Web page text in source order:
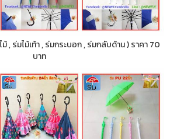
, ร่มไม้เท้า , ร่มกระบอก , ร่มกลับด้าน ) ราคา 70
บาท